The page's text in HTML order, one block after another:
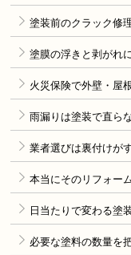
塗装前のクラック修
塗膜の浮きと剥がれ
火災保険で外壁・屋
雨漏りは塗装で直ら
業者選びは裏付けが
本当にそのリフォー
日当たりで変わる塗
必要な塗料の数量を